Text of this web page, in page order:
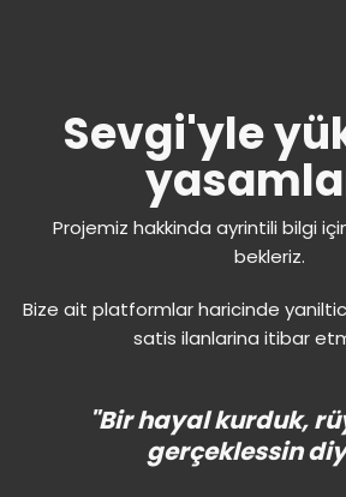
Sevgi'yle
Projemiz hakkinda ayrintili bilgi
bekleriz.
Bize ait platformlar haricinde
satis ilanlarina itibar
"Bir hayal kurduk,
gerçeklessin